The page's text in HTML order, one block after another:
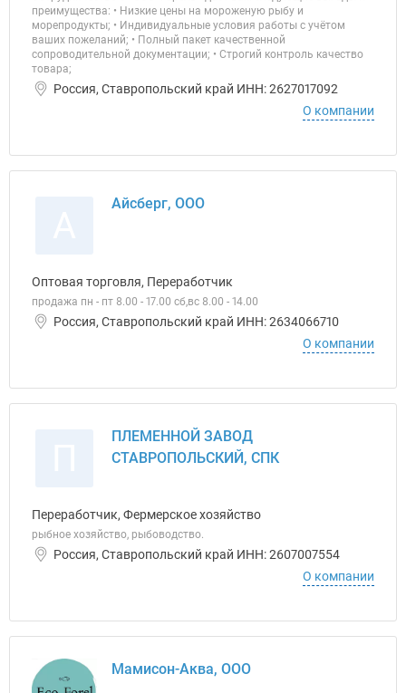
преимущества: • Низкие цены на мороженую рыбу и
морепродукты; • Индивидуальные условия работы с учётом
ваших пожеланий; • Полный пакет качественной
сопроводительной документации; • Строгий контроль качество
товара;
Россия, Ставропольский край ИНН: 2627017092
О компании
Айсберг, ООО
Оптовая торговля, Переработчик
продажа пн - пт 8.00 - 17.00 сб,вс 8.00 - 14.00
Россия, Ставропольский край ИНН: 2634066710
О компании
ПЛЕМЕННОЙ ЗАВОД
СТАВРОПОЛЬСКИЙ, СПК
Переработчик, Фермерское хозяйство
рыбное хозяйство, рыбоводство.
Россия, Ставропольский край ИНН: 2607007554
О компании
Мамисон-Аква, ООО